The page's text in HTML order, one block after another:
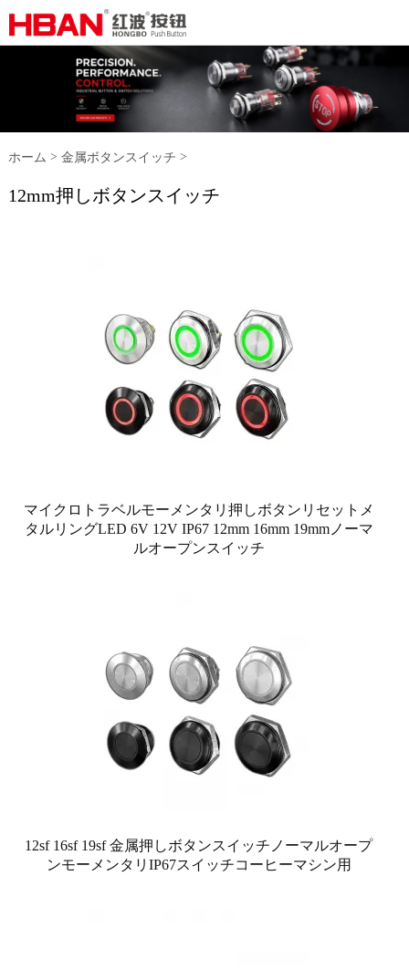
ホーム > 金属ボタンスイッチ >
12mm押しボタンスイッチ
12mm押しボタンスイッチ
マイクロトラベルモーメンタリ押しボタンリセットメ
タルリングLED 6V 12V IP67 12mm 16mm 19mmノーマ
ルオープンスイッチ
12sf 16sf 19sf 金属押しボタンスイッチノーマルオープ
ンモーメンタリIP67スイッチコーヒーマシン用